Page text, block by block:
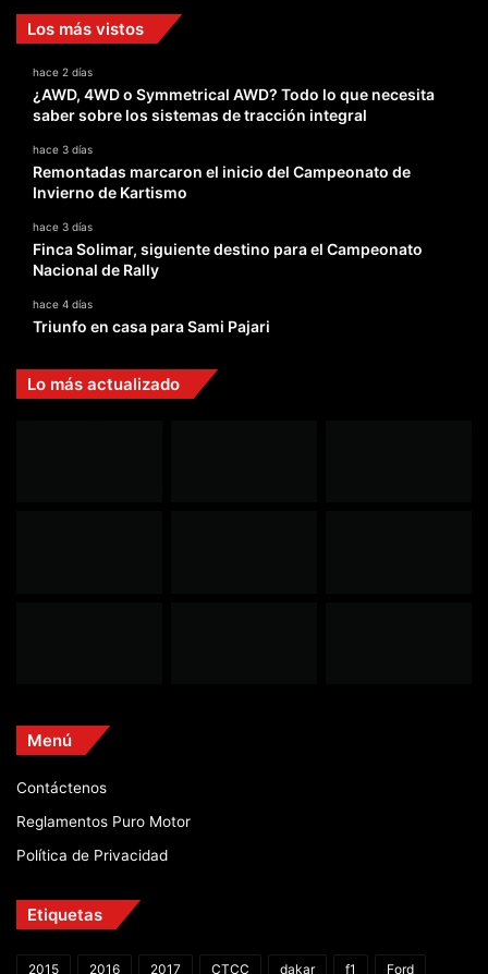
Los más vistos
hace 2 días
¿AWD, 4WD o Symmetrical AWD? Todo lo que necesita
saber sobre los sistemas de tracción integral
hace 3 días
Remontadas marcaron el inicio del Campeonato de
Invierno de Kartismo
hace 3 días
Finca Solimar, siguiente destino para el Campeonato
Nacional de Rally
hace 4 días
Triunfo en casa para Sami Pajari
Lo más actualizado
Menú
Contáctenos
Reglamentos Puro Motor
Política de Privacidad
Etiquetas
2015 2016 2017 CTCC dakar f1 Ford